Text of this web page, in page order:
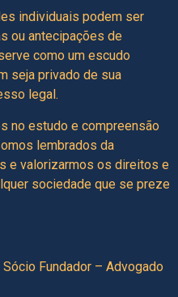
individuais podem ser
ou antecipações de
como um escudo
seja privado de sua
legal.
no estudo e compreensão
lembrados da
e valorizarmos os direitos e
sociedade que se preze
Fundador – Advogado